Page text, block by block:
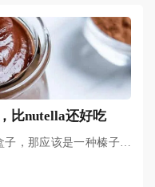
，比nutella还好吃
，那应该是一种榛子巧